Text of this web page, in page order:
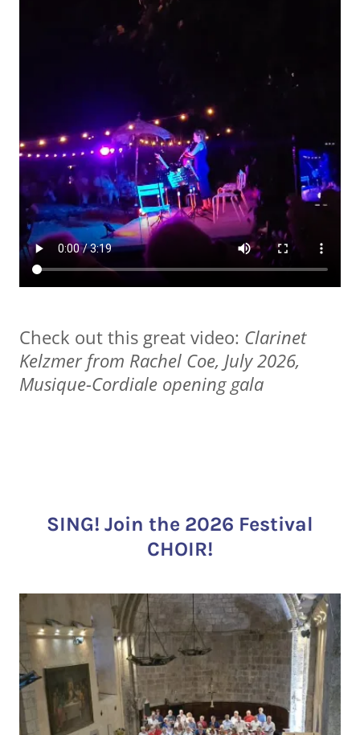
Check out this great video: Clarinet
Kelzmer from Rachel Coe, July 2026,
Musique-Cordiale opening gala
SING! Join the 2026 Festival
CHOIR!